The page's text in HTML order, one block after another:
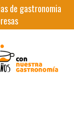
de gastronomia